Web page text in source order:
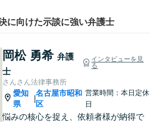
に向けた示談に強い弁護士
岡松 勇希 弁護
士
インタビューを見
る
さんさん法律事務所
愛知
県
|
名古屋市昭和
区
営業時間：本日定休
日
悩みの核心を捉え、依頼者様が納得で